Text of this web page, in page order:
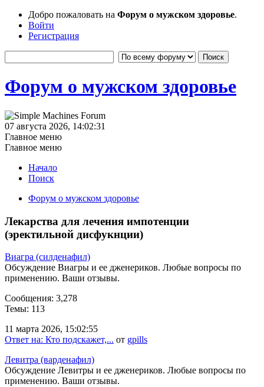
Добро пожаловать на Форум о мужском здоровье.
Войти
Регистрация
Форум о мужском здоровье
07 августа 2026, 14:02:31
Главное меню
Главное меню
Начало
Поиск
Форум о мужском здоровье
Лекарства для лечения импотенции
(эректильной дисфукнции)
Виагра (силденафил)
Обсуждение Виагры и ее дженериков. Любые вопросы по
применению. Ваши отзывы.
Сообщения: 3,278
Темы: 113
11 марта 2026, 15:02:55
Ответ на: Кто подскажет,... от gpills
Левитра (варденафил)
Обсуждение Левитры и ее дженериков. Любые вопросы по
применению. Ваши отзывы.